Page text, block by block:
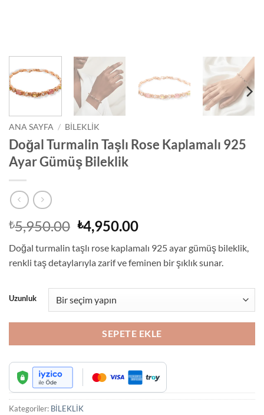
ANA SAYFA / BİLEKLİK
Doğal Turmalin Taşlı Rose Kaplamalı 925
Ayar Gümüş Bileklik
₺5,950.00 Orijinal
fiyat:
₺5,950.00.
₺4,950.00Şu
fiyat:
₺4,950.00.
Doğal turmalin taşlı rose kaplamalı 925 ayar gümüş bileklik,
renkli taş detaylarıyla zarif ve feminen bir şıklık sunar.
Uzunluk
SEPETE EKLE
Kategoriler: BİLEKLİK